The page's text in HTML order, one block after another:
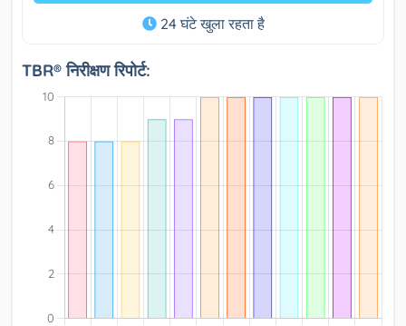
24 घंटे खुला रहता है
TBR® निरीक्षण रिपोर्ट: